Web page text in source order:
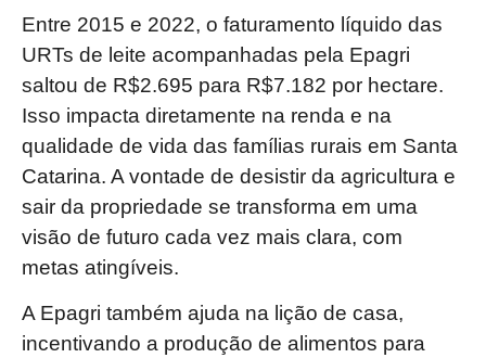
Entre 2015 e 2022, o faturamento líquido das
URTs de leite acompanhadas pela Epagri
saltou de R$2.695 para R$7.182 por hectare.
Isso impacta diretamente na renda e na
qualidade de vida das famílias rurais em Santa
Catarina. A vontade de desistir da agricultura e
sair da propriedade se transforma em uma
visão de futuro cada vez mais clara, com
metas atingíveis.
A Epagri também ajuda na lição de casa,
incentivando a produção de alimentos para